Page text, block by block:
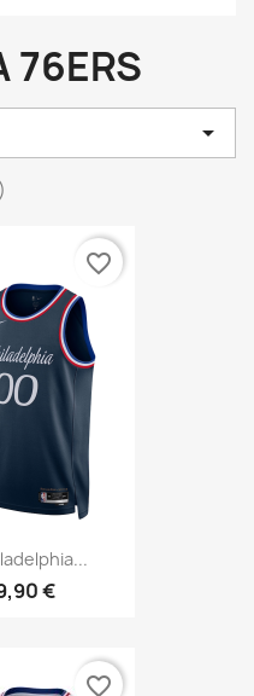
76ERS

€
favorite_border
favorite_border